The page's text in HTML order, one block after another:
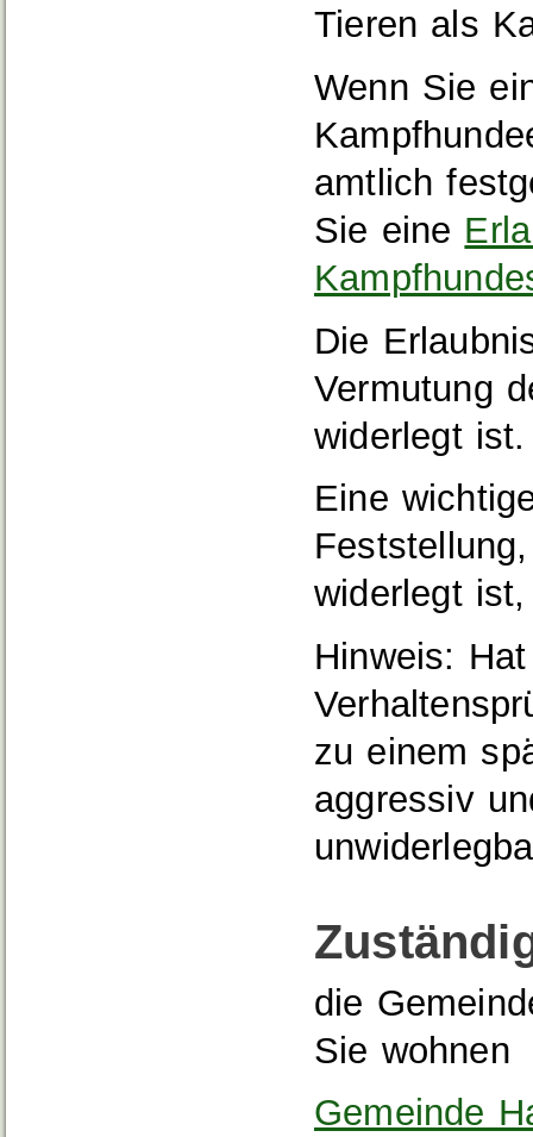
Tieren als
Wenn Sie
amtlich
Sie eine
Die
Vermutung
widerlegt ist.
Eine
widerlegt
Hinweis:
zu einem
aggressiv
die
Sie wohnen
Gemeinde